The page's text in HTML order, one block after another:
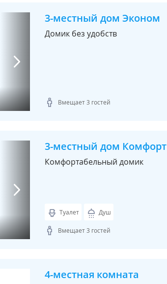
3-местный дом Эконом
Домик без удобств
Вмещает 3 гостей
3-местный дом Комфорт
Комфортабельный домик
Туалет Душ
Вмещает 3 гостей
4-местная комната